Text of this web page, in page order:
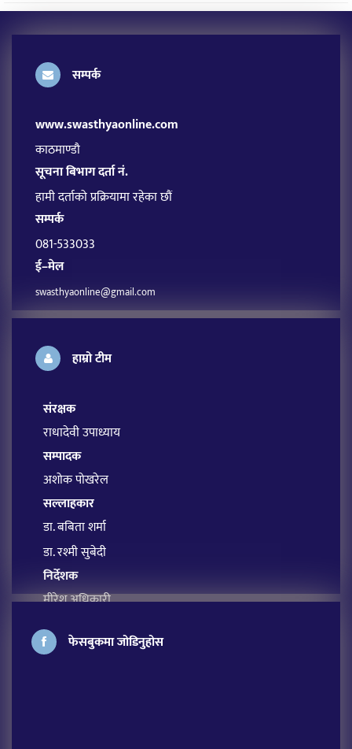
सम्पर्क
www.swasthyaonline.com
काठमाण्डौ
सूचना बिभाग दर्ता नं.
हामी दर्ताको प्रक्रियामा रहेका छौं
सम्पर्क
081-533033
ई–मेल
swasthyaonline@gmail.com
हाम्रो टीम
संरक्षक
राधादेवी उपाध्याय
सम्पादक
अशोक पोखरेल
सल्लाहकार
डा. बबिता शर्मा
डा. रश्मी सुबेदी
निर्देशक
मीरेश अधिकारी
सावित्रा आचार्य
फेसबुकमा जोडिनुहोस